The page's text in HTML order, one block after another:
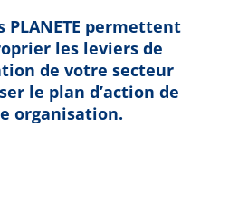
PLANETE permettent
les leviers de
de votre secteur
le plan d’action de
organisation.